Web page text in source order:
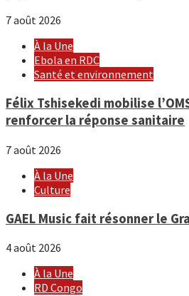
7 août 2026
À la Une
Ebola en RDC
Santé et environnement
Félix Tshisekedi mobilise
renforcer la réponse sanitaire
7 août 2026
À la Une
Culture
GAEL Music fait résonner le
4 août 2026
À la Une
RD Congo